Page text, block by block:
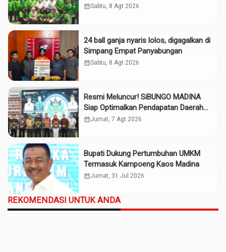
Adalah Tokoh”
calendar_monthSabtu, 8 Agt 2026
24 ball ganja nyaris lolos, digagalkan di
Simpang Empat Panyabungan
calendar_monthSabtu, 8 Agt 2026
Resmi Meluncur! SiBUNGO MADINA
Siap Optimalkan Pendapatan Daerah
Madina
calendar_monthJumat, 7 Agt 2026
Bupati Dukung Pertumbuhan UMKM
Termasuk Kampoeng Kaos Madina
calendar_monthJumat, 31 Jul 2026
REKOMENDASI UNTUK ANDA